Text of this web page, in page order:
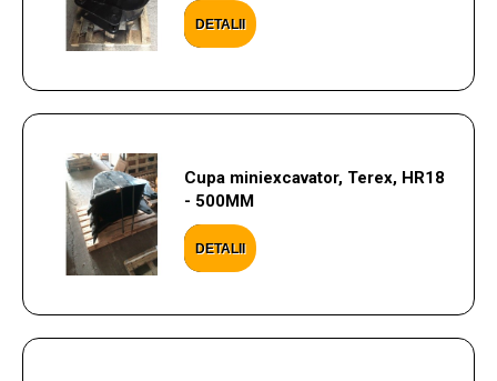
DETALII
Cupa miniexcavator, Terex, HR18
- 500MM
DETALII